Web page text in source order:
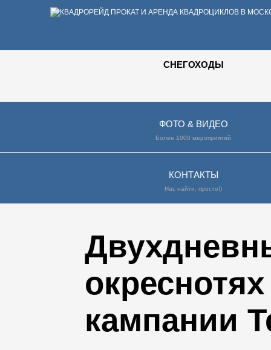
СНЕГОХОДЫ
ФОТО & ВИДЕО
Более 1000 мероприятий
КОНТАКТЫ
Нас найти, просто!)
кампании